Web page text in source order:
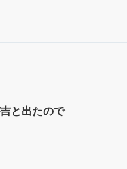
と出たので